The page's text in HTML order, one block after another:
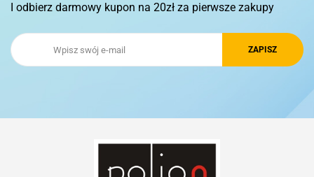
Royal Design
I odbierz darmowy kupon na 20zł za pierwsze zakupy